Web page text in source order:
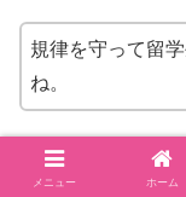
規律を守って留
ね。
今回は以上です。
Dance Centerを紹
メニュー ホーム